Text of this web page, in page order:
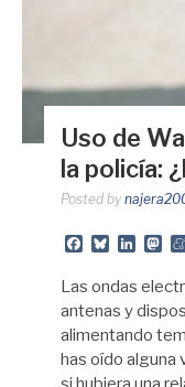
Uso de
la policía:
Posted by
Facebook
Bluesky
Las ondas
antenas y
alimentando
has oído alguna